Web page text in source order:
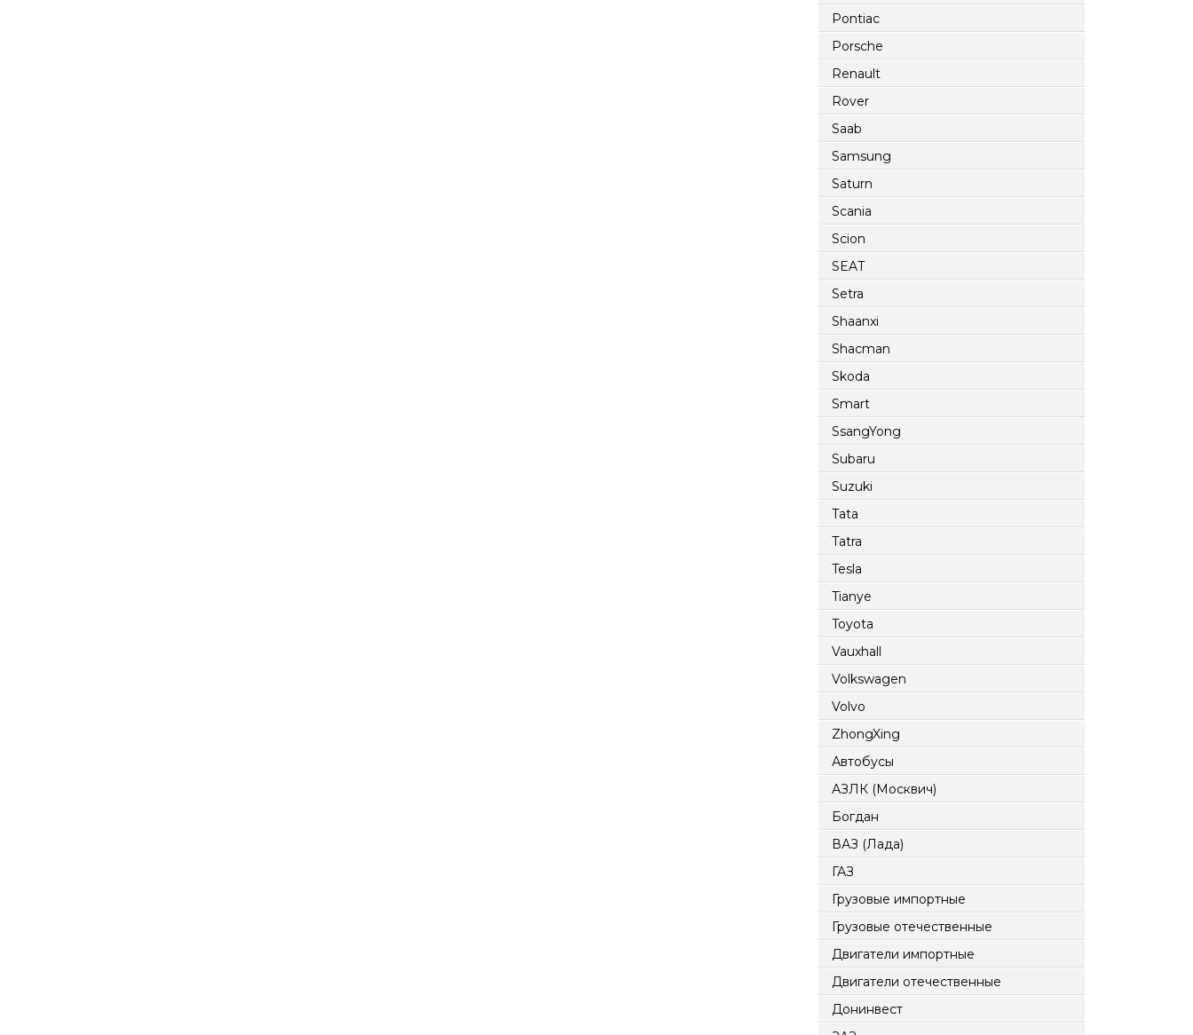
Pontiac
Porsche
Renault
Rover
Saab
Samsung
Saturn
Scania
Scion
SEAT
Setra
Shaanxi
Shacman
Skoda
Smart
SsangYong
Subaru
Suzuki
Tata
Tatra
Tesla
Tianye
Toyota
Vauxhall
Volkswagen
Volvo
ZhongXing
Автобусы
АЗЛК (Москвич)
Богдан
ВАЗ (Лада)
ГАЗ
Грузовые импортные
Грузовые отечественные
Двигатели импортные
Двигатели отечественные
Донинвест